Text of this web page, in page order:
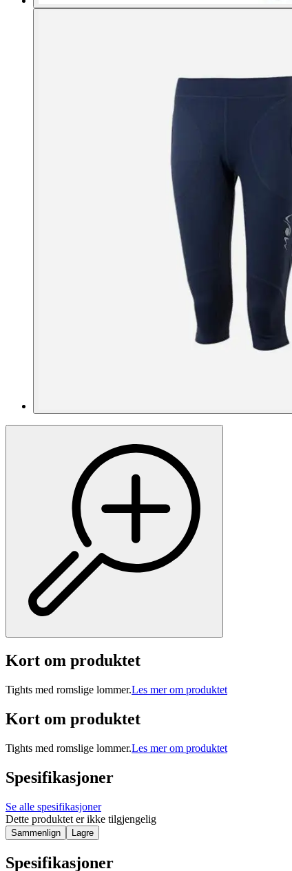
Kort om produktet
Tights med romslige lommer.Les mer om produktet
Kort om produktet
Tights med romslige lommer.Les mer om produktet
Spesifikasjoner
Se alle spesifikasjoner
Dette produktet er ikke tilgjengelig
Sammenlign Lagre
Spesifikasjoner